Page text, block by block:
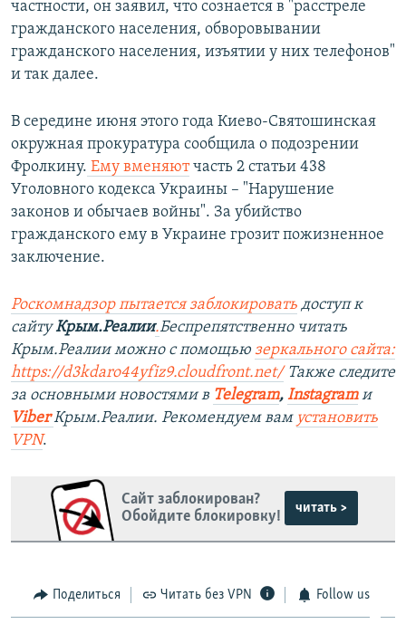
частности, он заявил, что сознается в "расстреле
гражданского населения, обворовывании
гражданского населения, изъятии у них телефонов"
и так далее.
В середине июня этого года Киево-Святошинская
окружная прокуратура сообщила о подозрении
Фролкину. Ему вменяютчасть 2 статьи 438
Уголовного кодекса Украины – "Нарушение
законов и обычаев войны". За убийство
гражданского ему в Украине грозит пожизненное
заключение.
Роскомнадзор пытается заблокировать доступ к
сайтуКрым.Реалии.Беспрепятственно читать
Крым.Реалии можно с помощью зеркального сайта:
https://d3kdaro44yfiz9.cloudfront.net/ Также следите
за основными новостями в Telegram, Instagramи
ViberКрым.Реалии. Рекомендуем вам установить
VPN.
Сайт заблокирован?
Обойдите блокировку!
читать >
Поделиться Читать без VPN Follow us